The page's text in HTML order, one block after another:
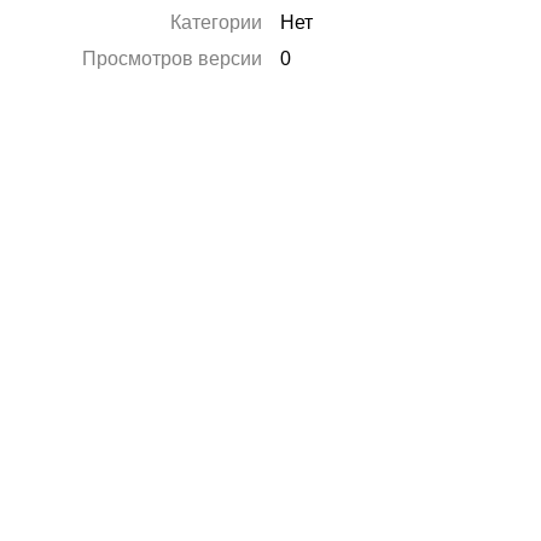
Категории
Нет
Просмотров версии
0